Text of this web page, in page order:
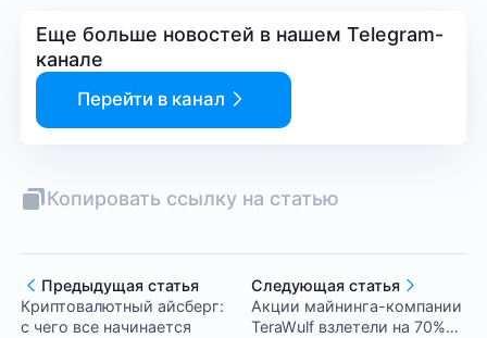
Еще больше новостей в нашем Telegram-
канале
Перейти в канал
Копировать ссылку на статью
Предыдущая статья
Криптовалютный айсберг:
с чего все начинается
Следующая статья
Акции майнинга-компании
TeraWulf взлетели на 70%